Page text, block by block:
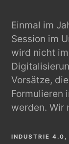
Einmal im
Session im
wird nicht
Vorsätze,
Formulieren
werden. Wir
INDUSTRIE 4.0,